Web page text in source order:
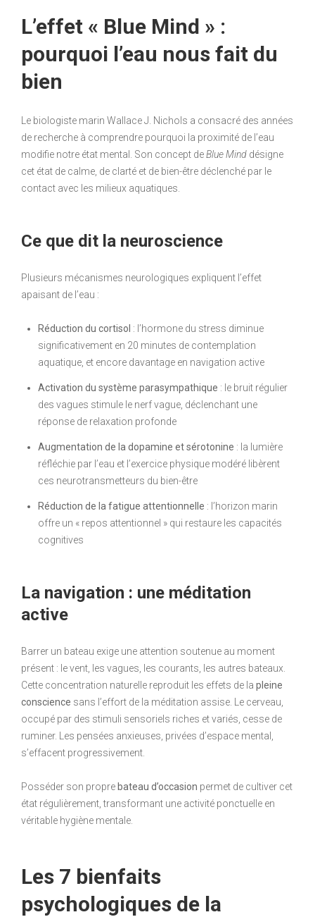
L’effet « Blue Mind » :
pourquoi l’eau nous fait du
bien
Le biologiste marin Wallace J. Nichols a consacré des années
de recherche à comprendre pourquoi la proximité de l’eau
modifie notre état mental. Son concept deBlue Mind désigne
cet état de calme, de clarté et de bien-être déclenché par le
contact avec les milieux aquatiques.
Ce que dit la neuroscience
Plusieurs mécanismes neurologiques expliquent l’effet
apaisant de l’eau :
Réduction du cortisol : l’hormone du stress diminue
significativement en 20 minutes de contemplation
aquatique, et encore davantage en navigation active
Activation du système parasympathique : le bruit régulier
des vagues stimule le nerf vague, déclenchant une
réponse de relaxation profonde
Augmentation de la dopamine et sérotonine : la lumière
réfléchie par l’eau et l’exercice physique modéré libèrent
ces neurotransmetteurs du bien-être
Réduction de la fatigue attentionnelle : l’horizon marin
offre un « repos attentionnel » qui restaure les capacités
cognitives
La navigation : une méditation
active
Barrer un bateau exige une attention soutenue au moment
présent : le vent, les vagues, les courants, les autres bateaux.
Cette concentration naturelle reproduit les effets de la pleine
conscience sans l’effort de la méditation assise. Le cerveau,
occupé par des stimuli sensoriels riches et variés, cesse de
ruminer. Les pensées anxieuses, privées d’espace mental,
s’effacent progressivement.
Posséder son propre bateau d’occasion permet de cultiver cet
état régulièrement, transformant une activité ponctuelle en
véritable hygiène mentale.
Les 7 bienfaits
psychologiques de la